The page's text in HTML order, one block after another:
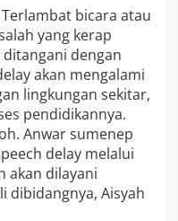
B
a
w
a
S
a
a
K
e
P
o
Terlambat bicara atau
yang kerap
dengan
akan mengalami
lingkungan sekitar,
pendidikannya.
Anwar sumenep
delay melalui
akan dilayani
dibidangnya, Aisyah